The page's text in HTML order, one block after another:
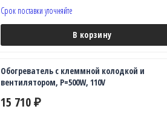
Срок поставки уточняйте
В корзину
Обогреватель с клеммной колодкой и
вентилятором, P=500W, 110V
15 710 ₽